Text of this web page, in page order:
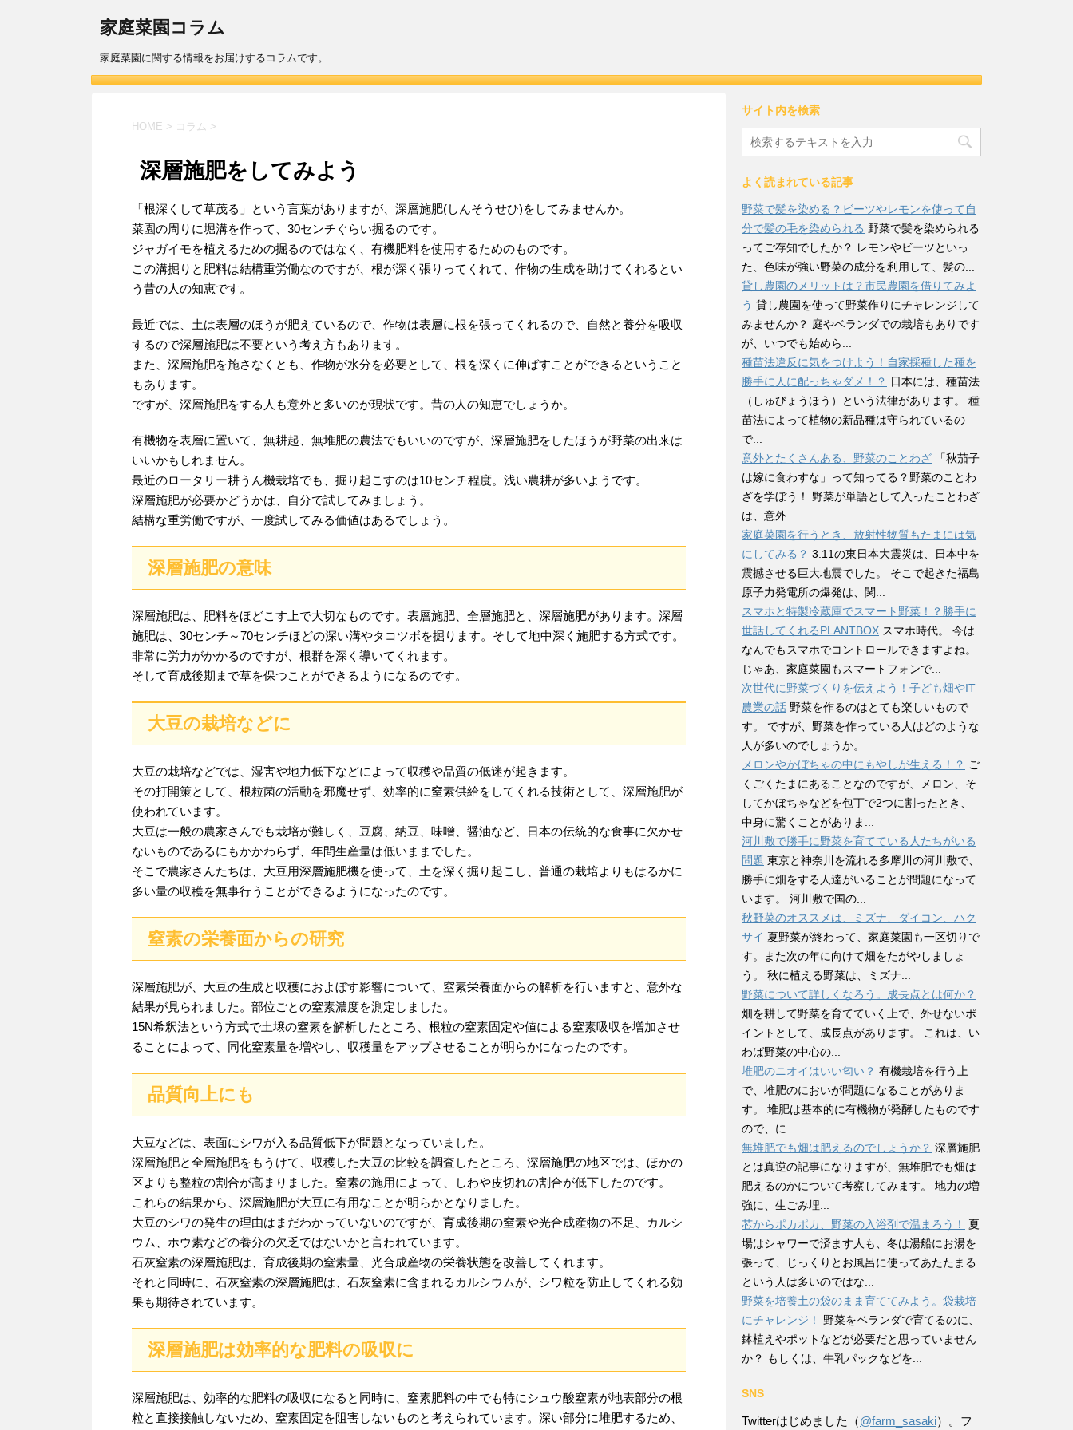
家庭菜園コラム
家庭菜園に関する情報をお届けするコラムです。
HOME > コラム >
深層施肥をしてみよう
「根深くして草茂る」という言葉がありますが、深層施肥(しんそうせひ)をしてみませんか。
菜園の周りに堀溝を作って、30センチぐらい掘るのです。
ジャガイモを植えるための掘るのではなく、有機肥料を使用するためのものです。
この溝掘りと肥料は結構重労働なのですが、根が深く張りってくれて、作物の生成を助けてくれるとい
う昔の人の知恵です。
最近では、土は表層のほうが肥えているので、作物は表層に根を張ってくれるので、自然と養分を吸収
するので深層施肥は不要という考え方もあります。
また、深層施肥を施さなくとも、作物が水分を必要として、根を深くに伸ばすことができるということ
もあります。
ですが、深層施肥をする人も意外と多いのが現状です。昔の人の知恵でしょうか。
有機物を表層に置いて、無耕起、無堆肥の農法でもいいのですが、深層施肥をしたほうが野菜の出来は
いいかもしれません。
最近のロータリー耕うん機栽培でも、掘り起こすのは10センチ程度。浅い農耕が多いようです。
深層施肥が必要かどうかは、自分で試してみましょう。
結構な重労働ですが、一度試してみる価値はあるでしょう。
深層施肥の意味
深層施肥は、肥料をほどこす上で大切なものです。表層施肥、全層施肥と、深層施肥があります。深層
施肥は、30センチ～70センチほどの深い溝やタコツボを掘ります。そして地中深く施肥する方式です。
非常に労力がかかるのですが、根群を深く導いてくれます。
そして育成後期まで草を保つことができるようになるのです。
大豆の栽培などに
大豆の栽培などでは、湿害や地力低下などによって収穫や品質の低迷が起きます。
その打開策として、根粒菌の活動を邪魔せず、効率的に窒素供給をしてくれる技術として、深層施肥が
使われています。
大豆は一般の農家さんでも栽培が難しく、豆腐、納豆、味噌、醤油など、日本の伝統的な食事に欠かせ
ないものであるにもかかわらず、年間生産量は低いままでした。
そこで農家さんたちは、大豆用深層施肥機を使って、土を深く掘り起こし、普通の栽培よりもはるかに
多い量の収穫を無事行うことができるようになったのです。
窒素の栄養面からの研究
深層施肥が、大豆の生成と収穫におよぼす影響について、窒素栄養面からの解析を行いますと、意外な
結果が見られました。部位ごとの窒素濃度を測定しました。
15N希釈法という方式で土壌の窒素を解析したところ、根粒の窒素固定や値による窒素吸収を増加させ
ることによって、同化窒素量を増やし、収穫量をアップさせることが明らかになったのです。
品質向上にも
大豆などは、表面にシワが入る品質低下が問題となっていました。
深層施肥と全層施肥をもうけて、収穫した大豆の比較を調査したところ、深層施肥の地区では、ほかの
区よりも整粒の割合が高まりました。窒素の施用によって、しわや皮切れの割合が低下したのです。
これらの結果から、深層施肥が大豆に有用なことが明らかとなりました。
大豆のシワの発生の理由はまだわかっていないのですが、育成後期の窒素や光合成産物の不足、カルシ
ウム、ホウ素などの養分の欠乏ではないかと言われています。
石灰窒素の深層施肥は、育成後期の窒素量、光合成産物の栄養状態を改善してくれます。
それと同時に、石灰窒素の深層施肥は、石灰窒素に含まれるカルシウムが、シワ粒を防止してくれる効
果も期待されています。
深層施肥は効率的な肥料の吸収に
深層施肥は、効率的な肥料の吸収になると同時に、窒素肥料の中でも特にシュウ酸窒素が地表部分の根
粒と直接接触しないため、窒素固定を阻害しないものと考えられています。深い部分に堆肥するため、
サイト内を検索
よく読まれている記事
野菜で髪を染める？ビーツやレモンを使って自
分で髪の毛を染められる 野菜で髪を染められる
ってご存知でしたか？ レモンやビーツといっ
た、色味が強い野菜の成分を利用して、髪の...
貸し農園のメリットは？市民農園を借りてみよ
う 貸し農園を使って野菜作りにチャレンジして
みませんか？ 庭やベランダでの栽培もありです
が、いつでも始めら...
種苗法違反に気をつけよう！自家採種した種を
勝手に人に配っちゃダメ！？ 日本には、種苗法
（しゅびょうほう）という法律があります。 種
苗法によって植物の新品種は守られているの
で...
意外とたくさんある、野菜のことわざ
「秋茄子
は嫁に食わすな」って知ってる？野菜のことわ
ざを学ぼう！ 野菜が単語として入ったことわざ
は、意外...
家庭菜園を行うとき、放射性物質もたまには気
にしてみる？ 3.11の東日本大震災は、日本中を
震撼させる巨大地震でした。 そこで起きた福島
原子力発電所の爆発は、関...
スマホと特製冷蔵庫でスマート野菜！？勝手に
世話してくれるPLANTBOX スマホ時代。 今は
なんでもスマホでコントロールできますよね。
じゃあ、家庭菜園もスマートフォンで...
次世代に野菜づくりを伝えよう！子ども畑やIT
農業の話 野菜を作るのはとても楽しいもので
す。 ですが、野菜を作っている人はどのような
人が多いのでしょうか。 ...
メロンやかぼちゃの中にもやしが生える！？ ご
くごくたまにあることなのですが、メロン、そ
してかぼちゃなどを包丁で2つに割ったとき、
中身に驚くことがありま...
河川敷で勝手に野菜を育てている人たちがいる
問題 東京と神奈川を流れる多摩川の河川敷で、
勝手に畑をする人達がいることが問題になって
います。 河川敷で国の...
秋野菜のオススメは、ミズナ、ダイコン、ハク
サイ 夏野菜が終わって、家庭菜園も一区切りで
す。また次の年に向けて畑をたがやしましょ
う。 秋に植える野菜は、ミズナ...
野菜について詳しくなろう。成長点とは何か？
畑を耕して野菜を育てていく上で、外せないポ
イントとして、成長点があります。 これは、い
わば野菜の中心の...
堆肥のニオイはいい匂い？ 有機栽培を行う上
で、堆肥のにおいが問題になることがありま
す。 堆肥は基本的に有機物が発酵したものです
ので、に...
無堆肥でも畑は肥えるのでしょうか？ 深層施肥
とは真逆の記事になりますが、無堆肥でも畑は
肥えるのかについて考察してみます。 地力の増
強に、生ごみ埋...
芯からポカポカ、野菜の入浴剤で温まろう！
夏
場はシャワーで済ます人も、冬は湯船にお湯を
張って、じっくりとお風呂に使ってあたたまる
という人は多いのではな...
野菜を培養土の袋のまま育ててみよう。袋栽培
にチャレンジ！
野菜をベランダで育てるのに、
鉢植えやポットなどが必要だと思っていません
か？ もしくは、牛乳パックなどを...
SNS
Twitterはじめました（@farm_sasaki）。フ